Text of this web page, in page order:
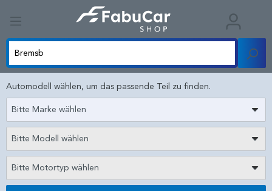
Automodell wählen, um das passende Teil zu finden.
Bitte Marke wählen
Bitte Modell wählen
Bitte Motortyp wählen